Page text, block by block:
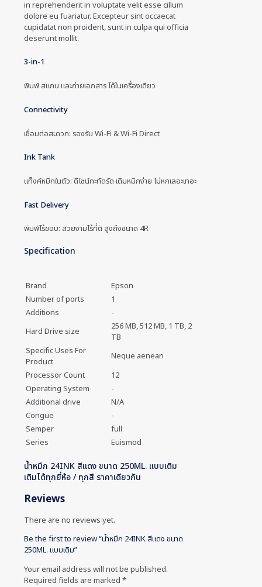
in reprehenderit in voluptate velit esse cillum
dolore eu fuariatur. Excepteur sint occaecat
cupidatat non proident, sunt in culpa qui officia
deserunt mollit.
3-in-1
พิมพ์ สแกน และถ่ายเอกสาร ได้ในเครื่องเดียว
Connectivity
เชื่อมต่อสะดวก: รองรับ Wi-Fi & Wi-Fi Direct
Ink Tank
แท็งค์หมึกในตัว: ดีไซน์กะทัดรัด เติมหมึกง่าย ไม่หกเลอะเทอะ
Fast Delivery
พิมพ์ไร้ขอบ: สวยงามไร้ที่ติ สูงถึงขนาด 4R
Specification
Brand
Epson
Number of ports
1
Additions
-
Hard Drive size
256 MB, 512 MB, 1 TB, 2
TB
Specific Uses For
Product
Neque aenean
Processor Count
12
Operating System
-
Additional drive
N/A
Congue
-
Semper
full
Series
Euismod
น้ำหมึก 24INK สีแดง ขนาด 250ML. แบบเติม
เติมได้ทุกยี่ห้อ / ทุกสี ราคาเดียวกัน
Reviews
There are no reviews yet.
Be the first to review “น้ำหมึก 24INK สีแดง ขนาด
250ML. แบบเติม”
Your email address will not be published.
Required fields are marked *